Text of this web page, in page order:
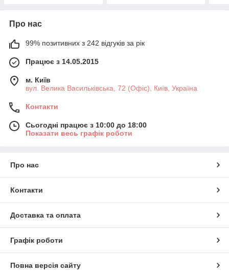
Про нас
99% позитивних з 242 відгуків за рік
Працює з 14.05.2015
м. Київ
вул. Велика Васильківська, 72 (Офіс), Київ, Україна
Контакти
Сьогодні працює з 10:00 до 18:00
Показати весь графік роботи
Про нас
Контакти
Доставка та оплата
Графік роботи
Повна версія сайту